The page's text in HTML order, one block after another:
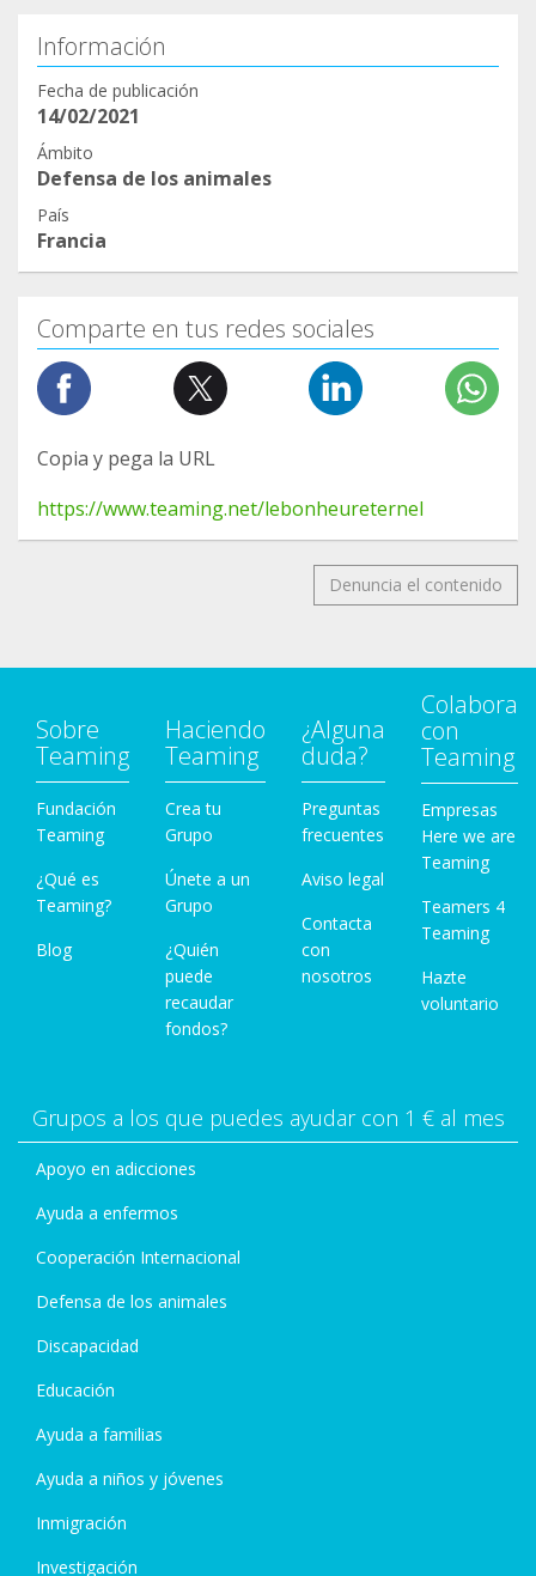
Información
Fecha de publicación
14/02/2021
Ámbito
Defensa de los animales
País
Francia
Comparte en tus redes sociales
Copia y pega la URL
https://www.teaming.net/lebonheureternel
Denuncia el contenido
Sobre
Teaming
Fundación
Teaming
¿Qué es
Teaming?
Blog
Haciendo
Teaming
Crea tu
Grupo
Únete a un
Grupo
¿Quién
puede
recaudar
fondos?
¿Alguna
duda?
Preguntas
frecuentes
Aviso legal
Contacta
con
nosotros
Colabora
con
Teaming
Empresas
Here we are
Teaming
Teamers 4
Teaming
Hazte
voluntario
Grupos a los que puedes ayudar con 1 € al mes
Apoyo en adicciones
Ayuda a enfermos
Cooperación Internacional
Defensa de los animales
Discapacidad
Educación
Ayuda a familias
Ayuda a niños y jóvenes
Inmigración
Investigación